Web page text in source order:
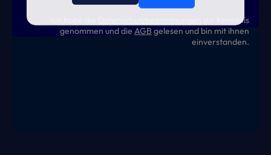
zur Kenntnis
genommen und die AGB gelesen und bin mit ihnen
einverstanden.